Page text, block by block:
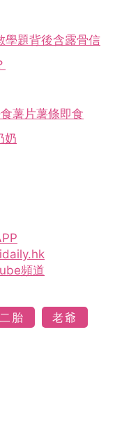
學題背後含露骨信
薯片薯條即食
奶
頻道
二胎
老爺